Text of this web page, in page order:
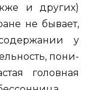
и других)
не бывает,
у
пони­
головная